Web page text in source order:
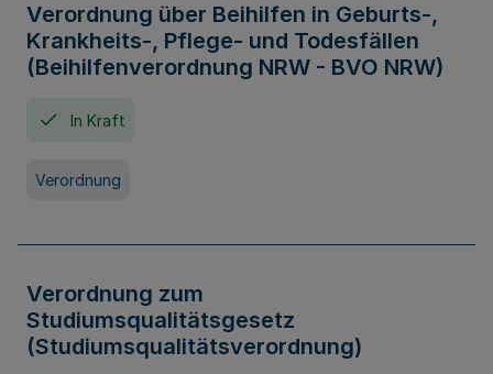
Verordnung über Beihilfen in Geburts-,
Krankheits-, Pflege- und Todesfällen
(Beihilfenverordnung NRW - BVO NRW)
In Kraft
Verordnung
Verordnung zum
Studiumsqualitätsgesetz
(Studiumsqualitätsverordnung)